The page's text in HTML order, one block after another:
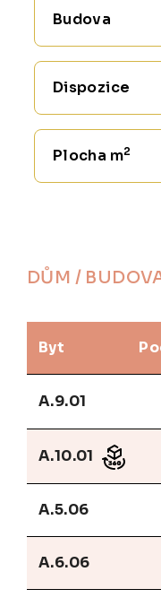
Budova
Dispozice
Plocha m2
DŮM /
Byt
A.9.01
A.10.01
A.5.06
A.6.06